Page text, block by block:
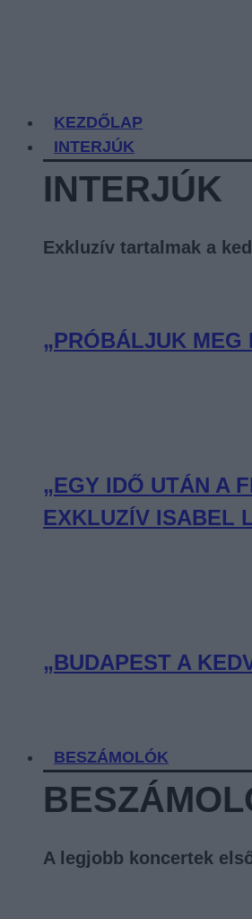
KEZDŐLAP
INTERJÚK
INTERJÚK
Exkluzív tartalmak a
„PRÓBÁLJUK MEG
„EGY IDŐ UTÁN A
EXKLUZÍV ISABEL
„BUDAPEST A
BESZÁMOLÓK
A legjobb koncertek